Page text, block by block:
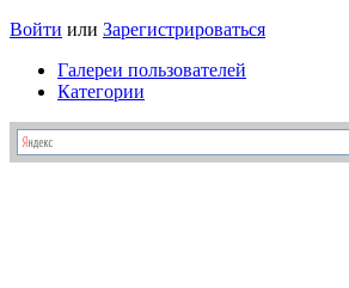
Войти или Зарегистрироваться
Галереи пользователей
Категории